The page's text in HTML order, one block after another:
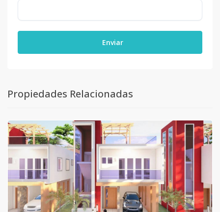
Enviar
Propiedades Relacionadas